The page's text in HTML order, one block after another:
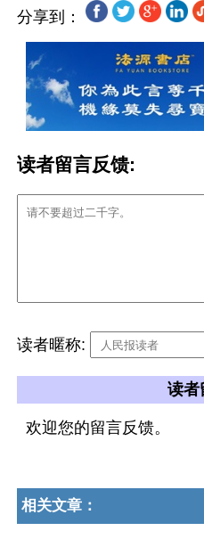
分享到：
读者留言反馈:
读者暱称:
读者
欢迎您的留言反馈。
相关文章：